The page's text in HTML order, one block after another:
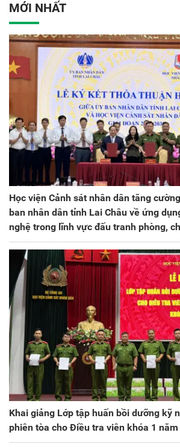
MỚI NHẤT
Học viện Cảnh sát nhân dân tăng
ban nhân dân tỉnh Lai Châu về ứng
nghệ trong lĩnh vực đấu tranh phòng,
Khai giảng Lớp tập huấn bồi dưỡng kỹ
phiên tòa cho Điều tra viên khóa 1